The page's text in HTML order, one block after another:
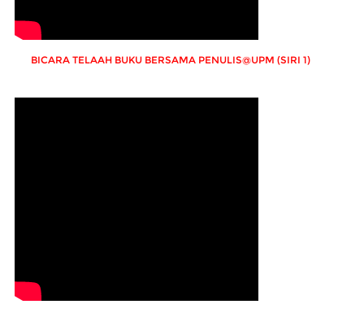
BICARA TELAAH BUKU BERSAMA PENULIS@UPM (SIRI 1)